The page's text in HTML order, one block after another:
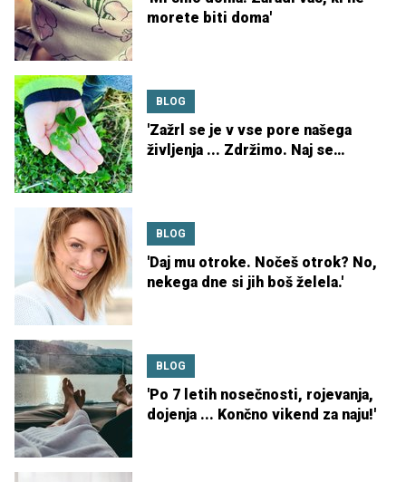
morete biti doma'
BLOG
'Zažrl se je v vse pore našega
življenja ... Zdržimo. Naj se
BLOG
'Daj mu otroke. Nočeš otrok? No,
nekega dne si jih boš želela.'
BLOG
'Po 7 letih nosečnosti, rojevanja,
dojenja ... Končno vikend za naju!'